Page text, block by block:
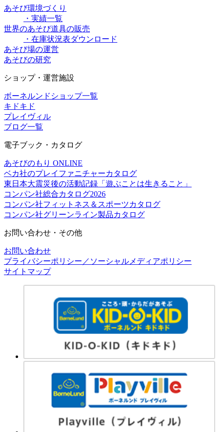
あそび環境づくり
・実績一覧
世界のあそび道具の販売
・在庫状況表ダウンロード
あそび場の運営
あそびの研究
ショップ・運営施設
ボーネルンドショップ一覧
キドキド
プレイヴィル
ブログ一覧
電子ブック・カタログ
あそびのもり ONLINE
ベカ社のプレイファニチャーカタログ
東日本大震災後の活動記録「遊ぶことは生きること」
コンパン社総合カタログ2026
コンパン社フィットネス＆スポーツカタログ
コンパン社グリーンライン製品カタログ
お問い合わせ・その他
お問い合わせ
プライバシーポリシー／ソーシャルメディアポリシー
サイトマップ